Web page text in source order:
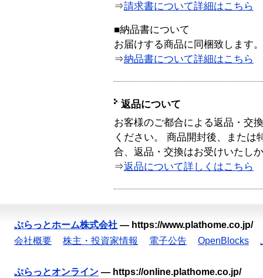
⇒請求書について詳細はこちら
■納品書について
お届けする商品に同梱致します。
⇒納品書について詳細はこちら
返品について
お客様のご都合による返品・交
ください。 商品開封後、または
合、返品・交換はお受けいたし
⇒返品について詳しくはこちら
ぷらっとホーム株式会社 — https://www.plathome.co.jp/
会社概要
株主・投資家情報 電子公告 OpenBlocks
ぷらっとオンライン — https://online.plathome.co.jp/